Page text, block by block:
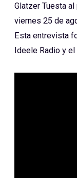
Glatzer Tuesta
viernes 25 de
Esta entrevista
Ideele Radio y el